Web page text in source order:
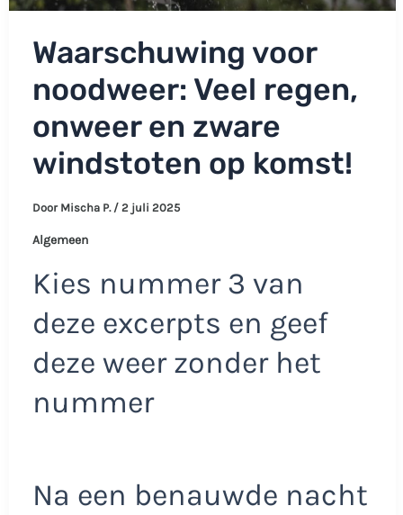
Waarschuwing voor
noodweer: Veel regen,
onweer en zware
windstoten op komst!
Door Mischa P. / 2 juli 2025
Algemeen
Kies nummer 3 van
deze excerpts en geef
deze weer zonder het
nummer
Na een benauwde nacht